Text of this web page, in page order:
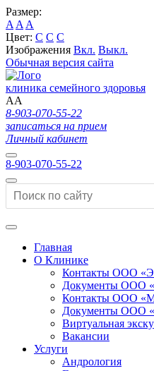
Размер:
A A A
Цвет: C C C
Изображения Вкл. Выкл.
Обычная версия сайта
клиника семейного здоровья
AA
8-903-070-55-22
записаться на прием
Личный кабинет
8-903-070-55-22
Главная
О Клинике
Контакты ООО
Документы ООО
Контакты ООО
Документы ООО
Виртуальная
Вакансии
Услуги
Андрология